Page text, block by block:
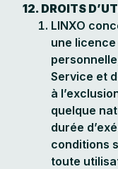
12. DROITS
LINXO
une
Service et
à
quelque
durée
conditions
toute